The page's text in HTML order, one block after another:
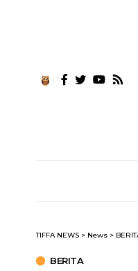
TIFFA NEWS > News >
BERITA